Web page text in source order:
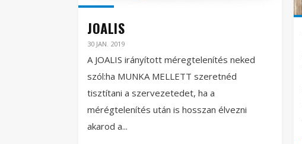
JOALIS
30 JAN. 2019
A JOALIS irányított méregtelenítés neked
szól:ha MUNKA MELLETT szeretnéd
tisztítani a szervezetedet, ha a
mérégtelenítés után is hosszan élvezni
akarod a...